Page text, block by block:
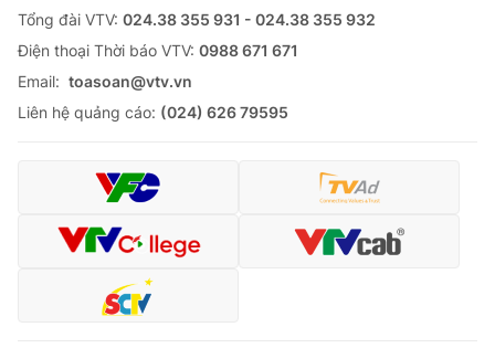
Tổng đài VTV: 024.38 355 931 - 024.38 355 932
Ðiện thoại Thời báo VTV: 0988 671 671
Email: toasoan@vtv.vn
Liên hệ quảng cáo: (024) 626 79595